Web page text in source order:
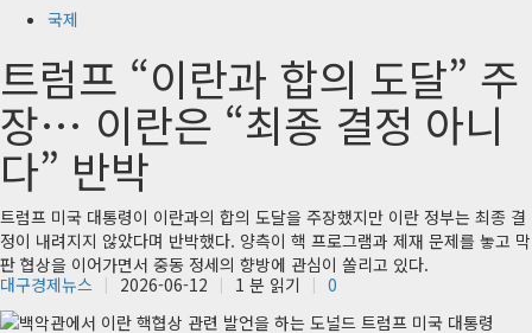
국제
트럼프 “이란과 합의 도달” 주
장… 이란은 “최종 결정 아니
다” 반박
트럼프 미국 대통령이 이란과의 합의 도달을 주장했지만 이란 정부는 최종 결
정이 내려지지 않았다며 반박했다. 양측이 핵 프로그램과 제재 문제를 놓고 막
판 협상을 이어가면서 중동 정세의 향방에 관심이 쏠리고 있다.
대구경제뉴스
2026-06-12 1 분 읽기 0